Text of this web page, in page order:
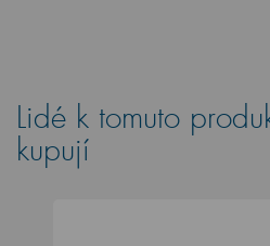
Lidé k tomuto
kupují